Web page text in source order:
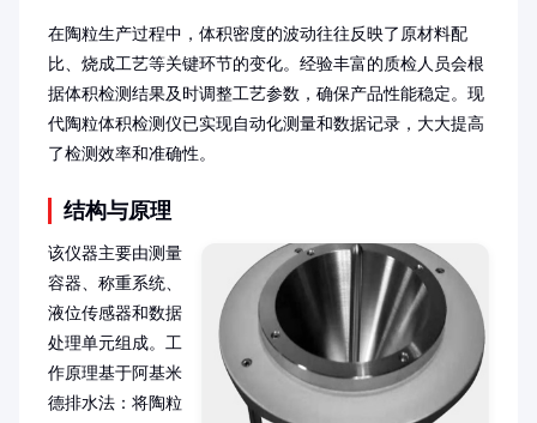
在陶粒生产过程中，体积密度的波动往往反映了原材料配
比、烧成工艺等关键环节的变化。经验丰富的质检人员会根
据体积检测结果及时调整工艺参数，确保产品性能稳定。现
代陶粒体积检测仪已实现自动化测量和数据记录，大大提高
了检测效率和准确性。
结构与原理
该仪器主要由测量
容器、称重系统、
液位传感器和数据
处理单元组成。工
作原理基于阿基米
德排水法：将陶粒